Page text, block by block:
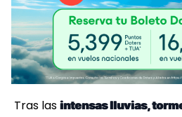
Tras las intensas lluvias,